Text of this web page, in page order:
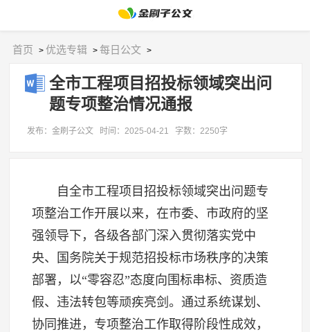
首页 >优选专辑 >每日公文 >
全市工程项目招投标领域突出问
题专项整治情况通报
发布：金刷子公文 时间：2025-04-21 字数：2250字
自全市工程项目招投标领域突出问题专
项整治工作开展以来，在市委、市政府的坚
强领导下，各级各部门深入贯彻落实党中
央、国务院关于规范招投标市场秩序的决策
部署，以“零容忍”态度向围标串标、资质造
假、违法转包等顽疾亮剑。通过系统谋划、
协同推进，专项整治工作取得阶段性成效，